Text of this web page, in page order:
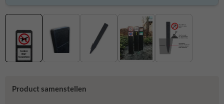
Product samenstellen